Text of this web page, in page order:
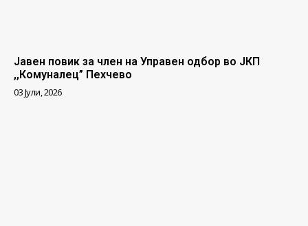
Јавен повик за член на Управен одбор во ЈКП
,,Комуналец” Пехчево
03 Јули, 2026